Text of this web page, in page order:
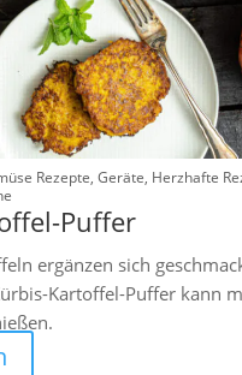
Rezepte, Geräte, Herzhafte
Puffer
ergänzen sich
Kartoffel-Puffer kann